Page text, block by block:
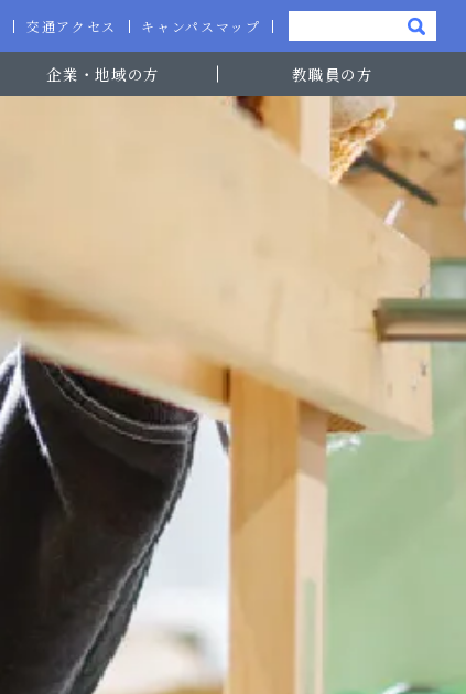
交通アクセス キャンパスマップ
企業・地域の方 教職員の方